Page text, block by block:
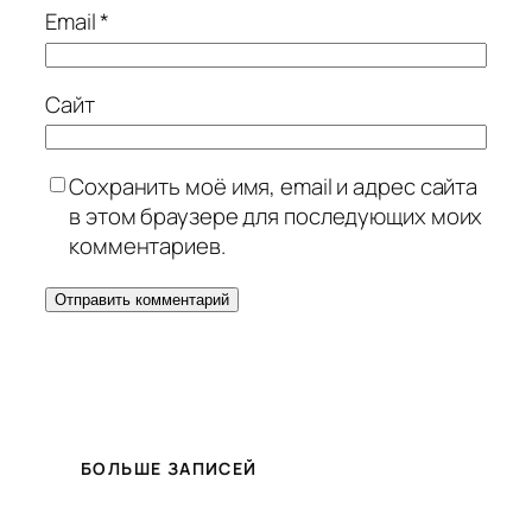
Email*
Сайт
Сохранить моё имя, email и адрес сайта
в этом браузере для последующих моих
комментариев.
БОЛЬШЕ ЗАПИСЕЙ